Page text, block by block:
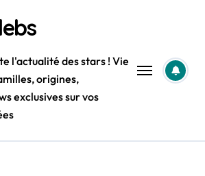
l'actualité des stars ! Vie
origines,
exclusives sur vos